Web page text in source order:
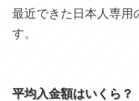
最近できた日本人専用
す。
平均入金額はいくら？